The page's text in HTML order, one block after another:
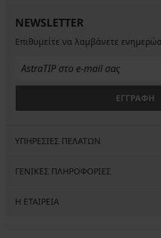
NEWSLETTER
Επιθυμείτε να λαμβάνετε
ΕΓΓΡΑΦΗ
ΥΠΗΡΕΣΙΕΣ ΠΕΛΑΤΩΝ
ΓΕΝΙΚΕΣ ΠΛΗΡΟΦΟΡΙΕΣ
Η ΕΤΑΙΡΕΙΑ